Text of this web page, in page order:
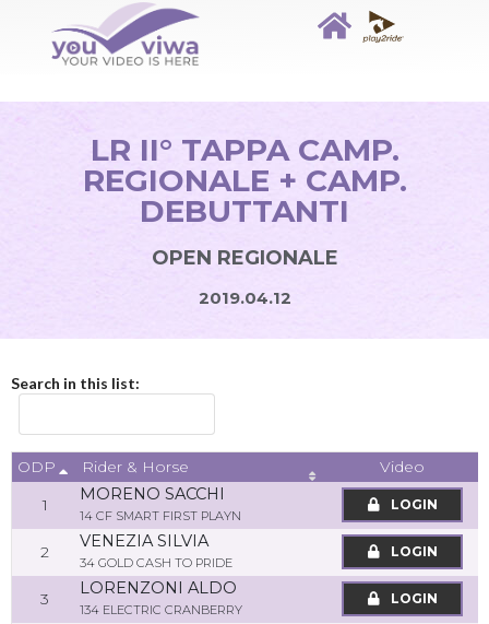
LR II° TAPPA CAMP.
REGIONALE + CAMP.
DEBUTTANTI
OPEN REGIONALE
2019.04.12
Search in this list:
ODP Rider & Horse
Video
1
MORENO SACCHI
14 CF SMART FIRST PLAYN
LOGIN
2
VENEZIA SILVIA
34 GOLD CASH TO PRIDE
LOGIN
3
LORENZONI ALDO
134 ELECTRIC CRANBERRY
LOGIN